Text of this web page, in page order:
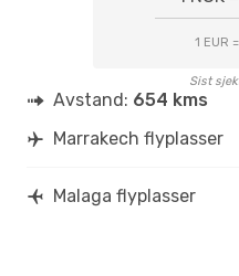
1 EUR
Sist
Avstand: 654 kms
Marrakech flyplasser
Malaga flyplasser